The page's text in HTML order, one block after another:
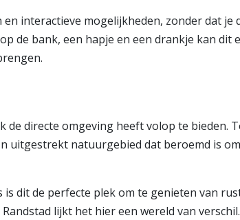
interactieve mogelijkheden, zonder dat je
de bank, een hapje en een drankje kan dit
de directe omgeving heeft volop te bieden.
uitgestrekt natuurgebied dat beroemd is om
dit de perfecte plek om te genieten van
lijkt het hier een wereld van verschil.